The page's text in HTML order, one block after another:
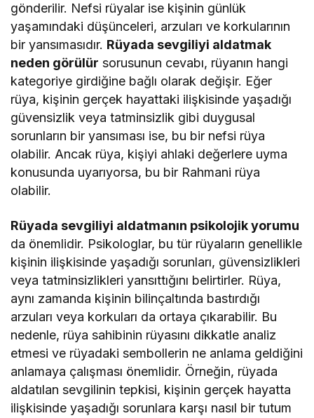
gönderilir. Nefsi rüyalar ise kişinin günlük
yaşamındaki düşünceleri, arzuları ve korkularının
bir yansımasıdır. Rüyada sevgiliyi aldatmak
neden görülür sorusunun cevabı, rüyanın hangi
kategoriye girdiğine bağlı olarak değişir. Eğer
rüya, kişinin gerçek hayattaki ilişkisinde yaşadığı
güvensizlik veya tatminsizlik gibi duygusal
sorunların bir yansıması ise, bu bir nefsi rüya
olabilir. Ancak rüya, kişiyi ahlaki değerlere uyma
konusunda uyarıyorsa, bu bir Rahmani rüya
olabilir.
Rüyada sevgiliyi aldatmanın psikolojik yorumu
da önemlidir. Psikologlar, bu tür rüyaların genellikle
kişinin ilişkisinde yaşadığı sorunları, güvensizlikleri
veya tatminsizlikleri yansıttığını belirtirler. Rüya,
aynı zamanda kişinin bilinçaltında bastırdığı
arzuları veya korkuları da ortaya çıkarabilir. Bu
nedenle, rüya sahibinin rüyasını dikkatle analiz
etmesi ve rüyadaki sembollerin ne anlama geldiğini
anlamaya çalışması önemlidir. Örneğin, rüyada
aldatılan sevgilinin tepkisi, kişinin gerçek hayatta
ilişkisinde yaşadığı sorunlara karşı nasıl bir tutum